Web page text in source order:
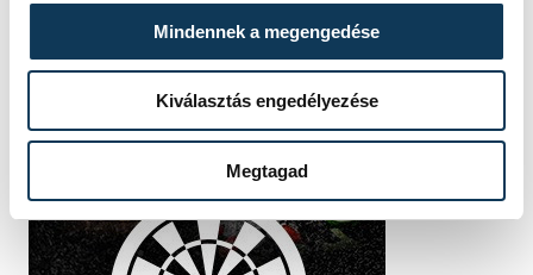
Mindennek a megengedése
Kiválasztás engedélyezése
Megtagad